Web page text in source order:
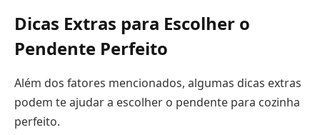
Dicas Extras para Escolher o
Pendente Perfeito
Além dos fatores mencionados, algumas dicas extras
podem te ajudar a escolher o pendente para cozinha
perfeito.